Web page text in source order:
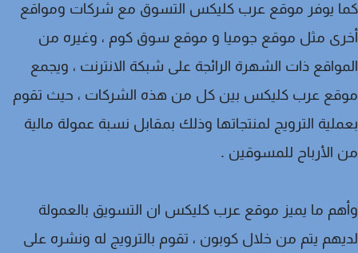
يوفر موقع عرب كليكس التسوق مع شركات ومواقع
مثل موقع جوميا و موقع سوق كوم ، وغيره من
ذات الشهرة الرائجة على شبكة الانترنت ، ويجمع
عرب كليكس بين كل من هذه الشركات ، حيث تقوم
الترويج لمنتجاتها وذلك بمقابل نسبة عمولة مالية
الأرباح للمسوقين .
ما يميز موقع عرب كليكس ان التسويق بالعمولة
يتم من خلال كوبون ، تقوم بالترويج له ونشره على